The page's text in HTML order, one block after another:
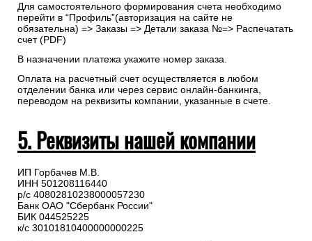
Для самостоятельного формирования счета необходимо
перейти в “Профиль”(авторизация на сайте не
обязательна) => Заказы => Детали заказа №=> Распечатать
счет (PDF)
В назначении платежа укажите номер заказа.
Оплата на расчетный счет осуществляется в любом
отделении банка или через сервис онлайн-банкинга,
переводом на реквизиты компании, указанные в счете.
5. Реквизиты нашей компании
ИП Горбачев М.В.
ИНН 501208116440
р/с 40802810238000057230
Банк ОАО "Сбербанк России"
БИК 044525225
к/с 30101810400000000225